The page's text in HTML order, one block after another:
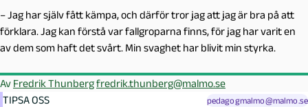
– Jag har själv fått kämpa, och därför tror jag att jag är bra på att
förklara. Jag kan förstå var fallgroparna finns, för jag har varit en
av dem som haft det svårt. Min svaghet har blivit min styrka.
Av Fredrik Thunbergfredrik.thunberg@malmo.se
TIPSA OSS
pedagogmalmo@malmo.se